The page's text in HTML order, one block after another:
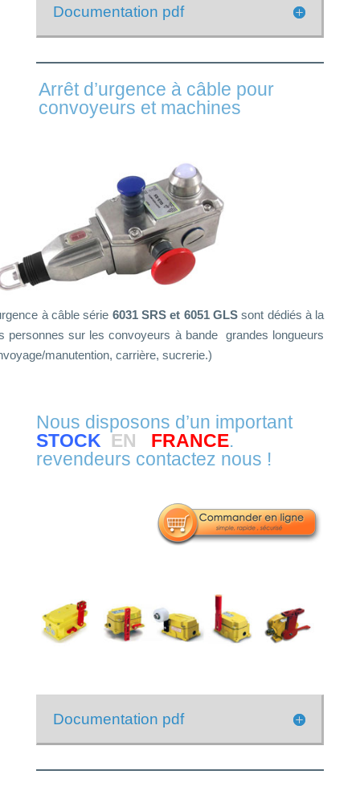
Documentation pdf
Arrêt d’urgence à câble pour
convoyeurs et machines
à câble série 6031 SRS et 6051 GLSsont dédiés à la
personnes sur les convoyeurs à bande grandes longueurs
manutention, carrière, sucrerie.)
Nous disposons d’un important
STOCK EN FRANCE.
revendeurs contactez nous !
Documentation pdf